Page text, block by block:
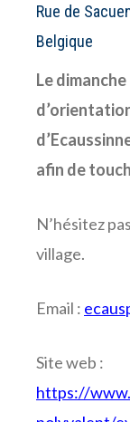
Rue de
Belgique
Le
afin de
N’hésitez
village.
Email :
Site web :
https://